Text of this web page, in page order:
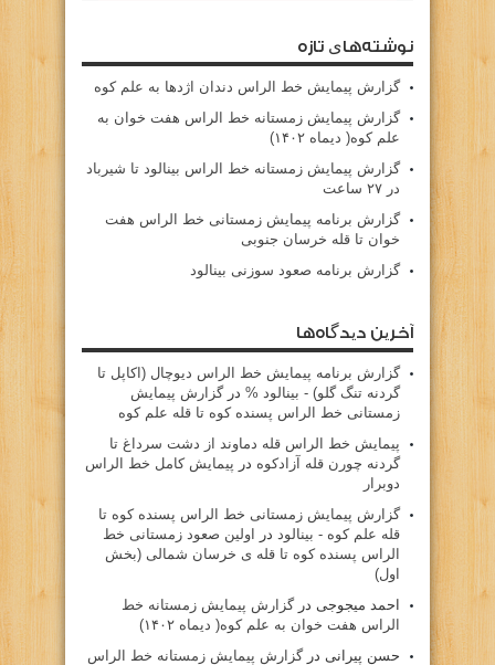
نوشته‌های تازه
گزارش پیمایش خط الراس دندان اژدها به علم کوه
گزارش پیمایش زمستانه خط الراس هفت خوان به
علم کوه( دیماه ۱۴۰۲)
گزارش پیمایش زمستانه خط الراس بینالود تا شیرباد
در ۲۷ ساعت
گزارش برنامه پیمایش زمستانی خط الراس هفت
خوان تا قله خرسان جنوبی
گزارش برنامه صعود سوزنی بینالود
آخرین دیدگاه‌ها
گزارش برنامه پيمايش خط الراس ديوچال (اكاپل تا
گردنه تنگ گلو) - بينالود % درگزارش پیمایش
زمستانی خط الراس پسنده کوه تا قله علم کوه
پيمايش خط الراس قله دماوند از دشت سرداغ تا
گردنه چورن قله آزادكوه در پیمایش کامل خط الراس
دوبرار
گزارش پیمایش زمستانی خط الراس پسنده کوه تا
قله علم کوه - بينالود در اولین صعود زمستانی خط
الراس پسنده کوه تا قله ی خرسان شمالی (بخش
اول)
احمد میجوجی درگزارش پیمایش زمستانه خط
الراس هفت خوان به علم کوه( دیماه ۱۴۰۲)
حسن پیرانی درگزارش پیمایش زمستانه خط الراس